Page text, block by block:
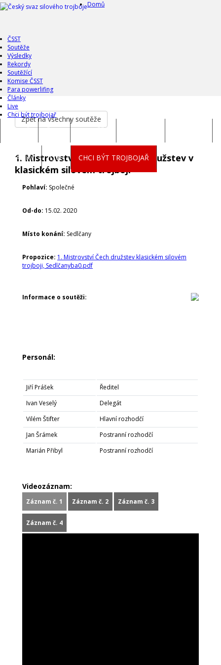
Domů
ČSST
Soutěže
Výsledky
Rekordy
Soutěžící
Komise ČSST
Para powerlifing
Články
Live
Chci být trojbojař
DOMŮ ČSST SOUTĚŽE
ČLÁNKY LIVE CHCI BÝT TROJBOJAŘ
Zpět na všechny soutěže
1. Mistrovství západních Čech družstev v
klasickém silovém trojboji
Pohlaví: Společné
Od-do: 15.02. 2020
Místo konání: Sedlčany
Propozice: 1. Mistrovství Čech družstev klasickém silovém
trojboji, Sedlčanyba0.pdf
Informace o soutěži:
Personál:
Jiří Prášek
Ředitel
Ivan Veselý
Delegát
Vilém Štifter
Hlavní rozhodčí
Jan Šrámek
Postranní rozhodčí
Marián Přibyl
Postranní rozhodčí
Videozáznam:
Záznam č. 1 Záznam č. 2 Záznam č. 3
Záznam č. 4